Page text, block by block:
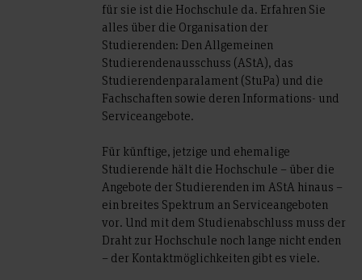
für sie ist die Hochschule da. Erfahren Sie
alles über die Organisation der
Studierenden: Den Allgemeinen
Studierendenausschuss (AStA), das
Studierendenparalament (StuPa) und die
Fachschaften sowie deren Informations- und
Serviceangebote.
Für künftige, jetzige und ehemalige
Studierende hält die Hochschule – über die
Angebote der Studierenden im AStA hinaus –
ein breites Spektrum an Serviceangeboten
vor. Und mit dem Studienabschluss muss der
Draht zur Hochschule noch lange nicht enden
– der Kontaktmöglichkeiten gibt es viele.